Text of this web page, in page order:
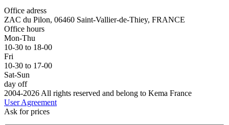
Office adress
ZAC du Pilon, 06460 Saint-Vallier-de-Thiey, FRANCE
Office hours
Mon-Thu
10-30 to 18-00
Fri
10-30 to 17-00
Sat-Sun
day off
2004-2026 All rights reserved and belong to Kema France
User Agreement
Ask for prices